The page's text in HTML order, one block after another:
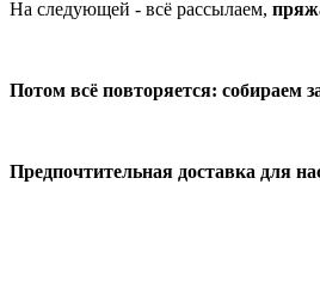
На следующей - всё рассылаем,
Потом всё повторяется: собираем
Предпочтительная доставка для